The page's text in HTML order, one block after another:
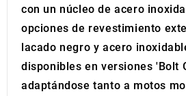
con un núcleo de acero
opciones de revestimiento
lacado negro y acero
disponibles en versiones 'Bolt
adaptándose tanto a motos